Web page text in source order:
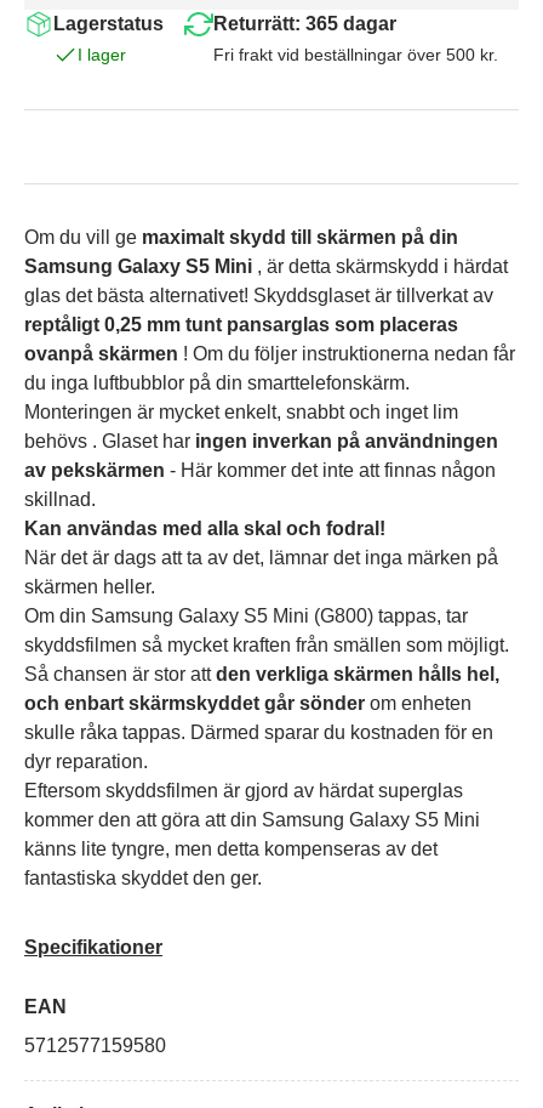
Lagerstatus
I lager
Returrätt: 365 dagar
Fri frakt vid beställningar över 500 kr.
Om du vill ge maximalt skydd till skärmen på din
Samsung Galaxy S5 Mini , är detta skärmskydd i härdat
glas det bästa alternativet! Skyddsglaset är tillverkat av
reptåligt 0,25 mm tunt pansarglas som placeras
ovanpå skärmen ! Om du följer instruktionerna nedan får
du inga luftbubblor på din smarttelefonskärm.
Monteringen är mycket enkelt, snabbt och inget lim
behövs . Glaset har ingen inverkan på användningen
av pekskärmen - Här kommer det inte att finnas någon
skillnad.
Kan användas med alla skal och fodral!
När det är dags att ta av det, lämnar det inga märken på
skärmen heller.
Om din Samsung Galaxy S5 Mini (G800) tappas, tar
skyddsfilmen så mycket kraften från smällen som möjligt.
Så chansen är stor attden verkliga skärmen hålls hel,
och enbart skärmskyddet går sönder om enheten
skulle råka tappas. Därmed sparar du kostnaden för en
dyr reparation.
Eftersom skyddsfilmen är gjord av härdat superglas
kommer den att göra att din Samsung Galaxy S5 Mini
känns lite tyngre, men detta kompenseras av det
fantastiska skyddet den ger.
Specifikationer
EAN
5712577159580